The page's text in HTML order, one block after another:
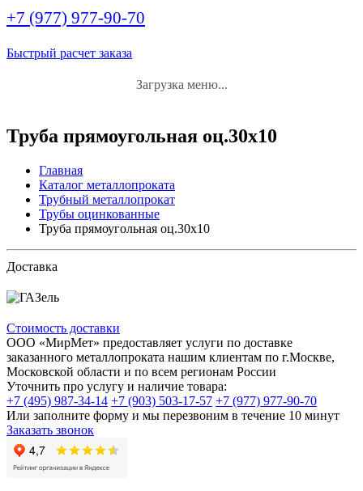
+7 (977) 977-90-70
Быстрый расчет заказа
Загрузка меню...
Труба прямоугольная оц.30х10
Главная
Каталог металлопроката
Трубный металлопрокат
Трубы оцинкованные
Труба прямоугольная оц.30х10
Доставка
Стоимость доставки
ООО «МирМет» предоставляет услуги по доставке
заказанного металлопроката нашим клиентам по г.Москве,
Московской области и по всем регионам России
Уточнить про услугу и наличие товара:
+7 (495) 987-34-14 +7 (903) 503-17-57 +7 (977) 977-90-70
Или заполните форму и мы перезвоним в течение 10 минут
Заказать звонок